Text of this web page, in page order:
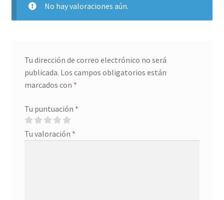
No hay valoraciones aún.
Tu dirección de correo electrónico no será
publicada. Los campos obligatorios están
marcados con *
Tu puntuación *
Tu valoración *